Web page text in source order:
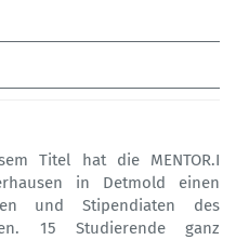
Titel hat die MENTOR.I
in Detmold einen
und Stipendiaten des
15 Studierende ganz